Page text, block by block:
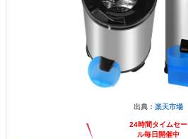
出典： 楽天市場
24時間タイムセー
ル毎日開催中